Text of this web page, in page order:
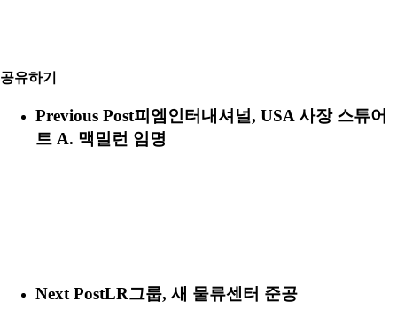
공유하기
Previous Post피엠인터내셔널, USA 사장 스튜어
트 A. 맥밀런 임명
Next PostLR그룹, 새 물류센터 준공